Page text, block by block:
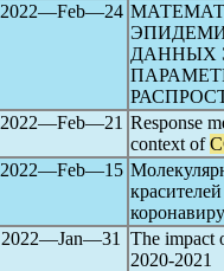
2022―Feb―24
ДАННЫХ
2022―Feb―21 Response
context of
2022―Feb―15
2022―Jan―31
The impact
2020-2021